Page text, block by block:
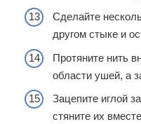
Сделайте
другом стыке и
Протяните нить
области ушей, а
Зацепите иглой
стяните их